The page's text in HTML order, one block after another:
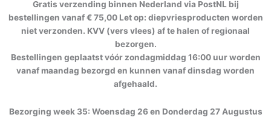
Gratis verzending binnen Nederland via PostNL bij
bestellingen vanaf € 75,00 Let op: diepvriesproducten worden
niet verzonden. KVV (vers vlees) af te halen of regionaal
bezorgen.
Bestellingen geplaatst vóór zondagmiddag 16:00 uur worden
vanaf maandag bezorgd en kunnen vanaf dinsdag worden
afgehaald.
Bezorging week 35: Woensdag 26 en Donderdag 27 Augustus